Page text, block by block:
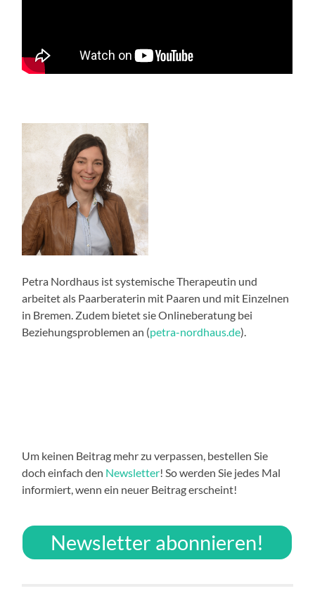
Petra Nordhaus ist systemische Therapeutin und
arbeitet als Paarberaterin mit Paaren und mit Einzelnen
in Bremen. Zudem bietet sie Onlineberatung bei
Beziehungsproblemen an (petra-nordhaus.de).
Um keinen Beitrag mehr zu verpassen, bestellen Sie
doch einfach den Newsletter! So werden Sie jedes Mal
informiert, wenn ein neuer Beitrag erscheint!
Newsletter abonnieren!